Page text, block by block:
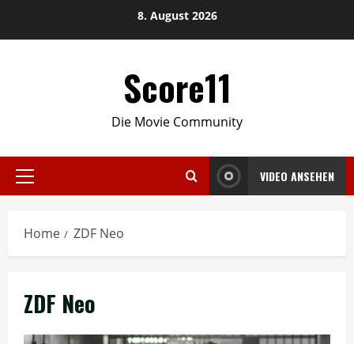
8. August 2026
Score11
Die Movie Community
Primary
VIDEO ANSEHEN
Home ZDF Neo
ZDF Neo